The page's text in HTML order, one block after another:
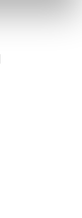
mit
bereitgestellt
der Dienste